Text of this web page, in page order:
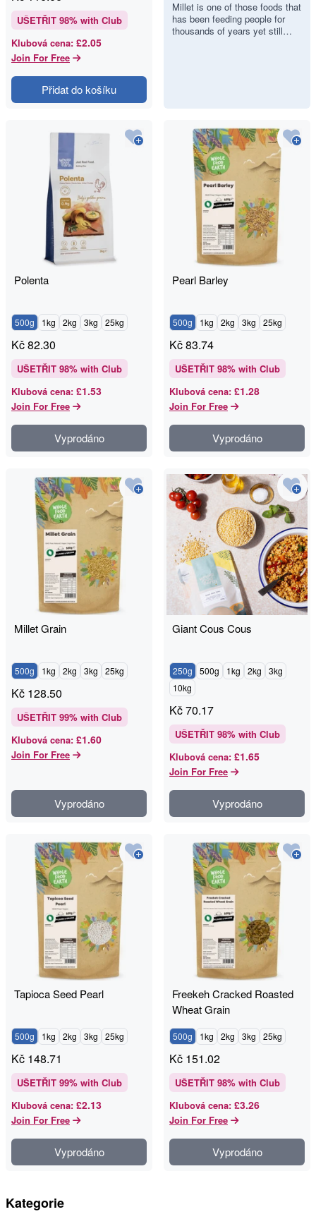
Kategorie
Polenta
500g 1kg 2kg 3kg 25kg
Kč82.30
UŠETŘIT 98% with Club
Klubová cena: £1.53
Join For Free
Vyprodáno
Pearl Barley
500g 1kg 2kg 3kg 25kg
Kč83.74
UŠETŘIT 98% with Club
Klubová cena: £1.28
Join For Free
Vyprodáno
Millet Grain
500g 1kg 2kg 3kg 25kg
Kč 128.50
UŠETŘIT 99% with Club
Klubová cena: £1.60
Join For Free
Vyprodáno
Giant Cous Cous
250g 500g 1kg 2kg
3kg
10kg
Kč70.17
UŠETŘIT 98% with Club
Klubová cena: £1.65
Join For Free
Vyprodáno
UŠETŘIT 98% with Club
Klubová cena: £2.05
Join For Free
Přidat do košíku
Gluten-Free
Grain
Millet is one of those foods that
has been feeding people for
thousands of years yet still
Tapioca Seed Pearl
500g 1kg 2kg 3kg 25kg
Kč 148.71
UŠETŘIT 99% with Club
Klubová cena: £2.13
Join For Free
Vyprodáno
Freekeh Cracked Roasted
Wheat Grain
500g 1kg 2kg 3kg 25kg
Kč 151.02
UŠETŘIT 98% with Club
Klubová cena: £3.26
Join For Free
Vyprodáno